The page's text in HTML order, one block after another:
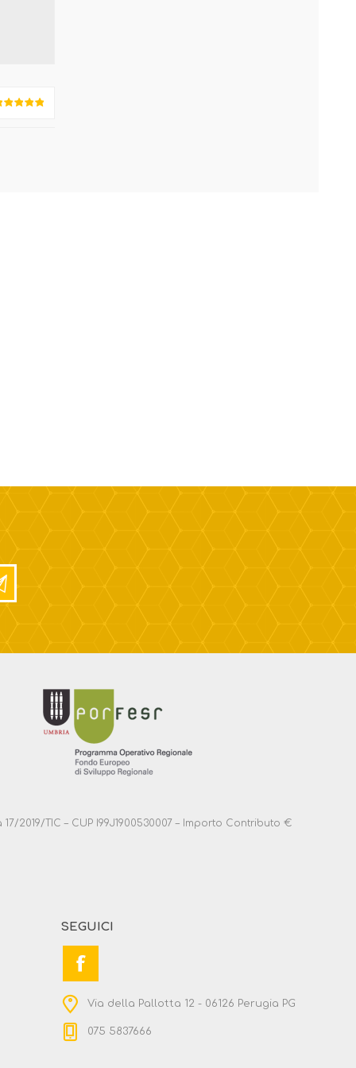
2019/TIC – CUP I99J1900530007 – Importo Contributo €
SEGUICI
Via della Pallotta 12 - 06126 Perugia PG
075 5837666